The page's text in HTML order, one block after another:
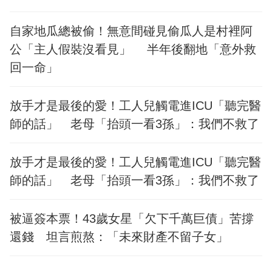
自家地瓜總被偷！無意間碰見偷瓜人是村裡阿
公「主人假裝沒看見」 半年後翻地「意外救
回一命」
放手才是最後的愛！工人兒觸電進ICU「聽完醫
師的話」 老母「抬頭一看3孫」：我們不救了
放手才是最後的愛！工人兒觸電進ICU「聽完醫
師的話」 老母「抬頭一看3孫」：我們不救了
被逼簽本票！43歲女星「欠下千萬巨債」苦撐
還錢 坦言煎熬：「未來財產不留子女」